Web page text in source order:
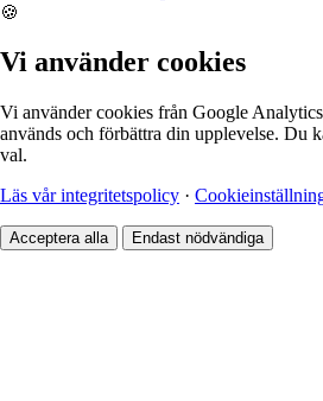
🍪
Vi använder cookies
Vi använder cookies från Google
används och förbättra din upplevelse. Du
val.
Läs vår integritetspolicy ·
Acceptera alla Endast nödvändiga